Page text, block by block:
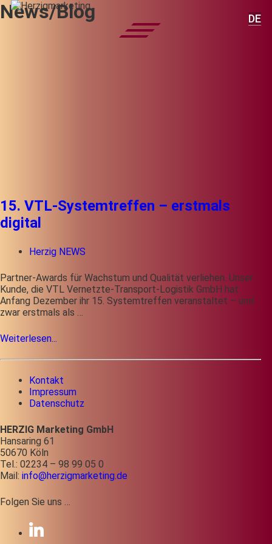
DE
News/Blog
15. VTL-Systemtreffen – erstmals
digital
Herzig NEWS
Partner-Awards für Wachstum und Qualität verliehen. Unser
Kunde, die VTL Vernetzte-Transport-Logistik GmbH hat
Anfang Dezember ihr 15. Systemtreffen veranstaltet – und
zwar erstmals als …
Weiterlesen...
Kontakt
Impressum
Datenschutz
HERZIG Marketing GmbH
Hansaring 61
50670 Köln
Tel.: 02234 – 98 99 05 0
Mail: info@herzigmarketing.de
Folgen Sie uns …